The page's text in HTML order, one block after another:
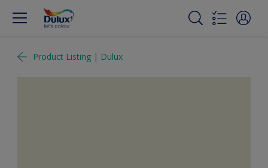
Product Listing | Dulux